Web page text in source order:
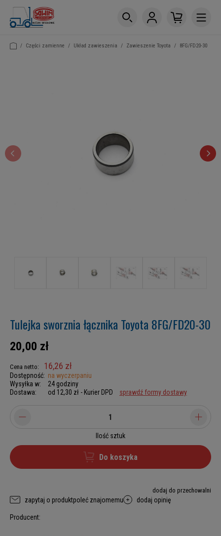
/ Części zamienne / Układ zawieszenia / Zawieszenie Toyota / 8FG/FD20-30
Tulejka sworznia łącznika Toyota 8FG/FD20-30
20,00 zł
Cena netto: 16,26 zł
Dostępność: na wyczerpaniu
Wysyłka w:
24 godziny
Dostawa:
od 12,30 zł - Kurier DPD sprawdź formy dostawy
Ilość sztuk
Do koszyka
dodaj do przechowalni
zapytaj o produktpoleć znajomemu dodaj opinię
Producent: